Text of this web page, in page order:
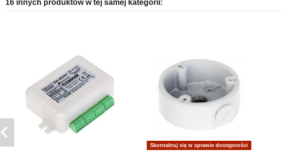
16 innych produktów w tej samej kategorii:
Skontaktuj się w sprawie dostępności